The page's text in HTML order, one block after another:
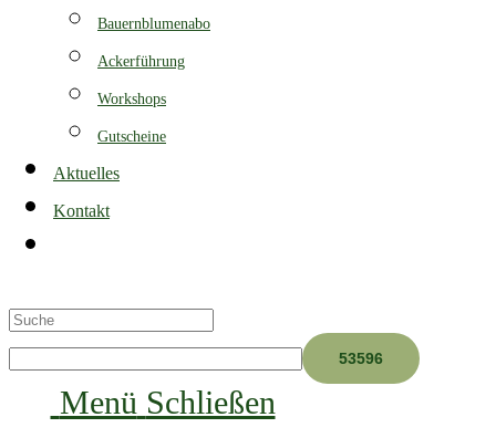
Bauernblumenabo
Ackerführung
Workshops
Gutscheine
Aktuelles
Kontakt
Menü Schließen